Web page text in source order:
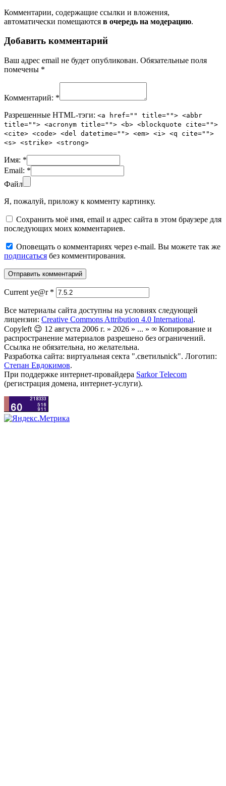
Комментарии, содержащие ссылки и вложения,
автоматически помещаются в очередь на модерацию.
Добавить комментарий
Ваш адрес email не будет опубликован. Обязательные поля
помечены *
Комментарий: *
Разрешенные HTML-тэги: <a href="" title=""> <abbr
title=""> <acronym title=""> <b> <blockquote cite="">
<cite> <code> <del datetime=""> <em> <i> <q cite="">
<s> <strike> <strong>
Имя: *
Email: *
Файл
Я, пожалуй, приложу к комменту картинку.
Сохранить моё имя, email и адрес сайта в этом браузере для
последующих моих комментариев.
Оповещать о комментариях через e-mail. Вы можете так же
подписаться без комментирования.
Current ye@r *
Все материалы сайта доступны на условиях следующей
лицензии: Creative Commons Attribution 4.0 International.
Copyleft 😉 12 августа 2006 г. » 2026 » ... » ∞ Копирование и
распространение материалов разрешено без ограничений.
Ссылка не обязательна, но желательна.
Разработка сайта: виртуальная секта ".светильnick". Логотип:
Степан Евдокимов.
При поддержке интернет-провайдера Sarkor Telecom
(регистрация домена, интернет-услуги).